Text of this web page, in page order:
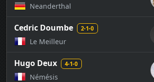
Neanderthal
Cedric Doumbe 2-1-0
Le Meilleur
Hugo Deux 4-1-0
Némésis